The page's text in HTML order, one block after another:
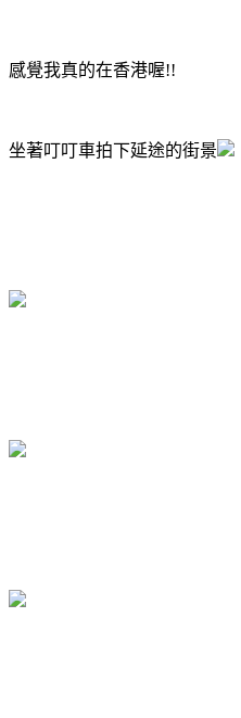
感覺我真的在香港喔!!
坐著叮叮車拍下延途的街景